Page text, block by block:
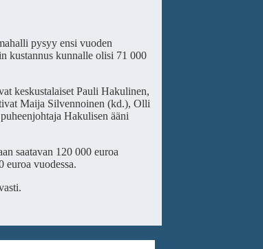
pysyy ensi vuoden
kustannus kunnalle olisi 71 000
keskustalaiset Pauli Hakulinen,
Maija Silvennoinen (kd.), Olli
Hakulisen ääni
saatavan 120 000 euroa
euroa vuodessa.